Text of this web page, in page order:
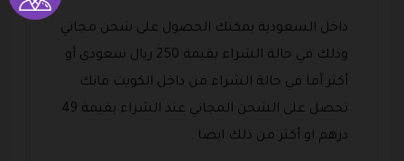
داخل السعودية يمكنك الحصول على شحن مجاني
وذلك في حالة الشراء بقيمة 250 ريال سعودي أو
أكثر أما في حالة الشراء من داخل الكويت فانك
تحصل على الشحن المجاني عند الشراء بقيمة 49
درهم او أكثر من ذلك ايضا .